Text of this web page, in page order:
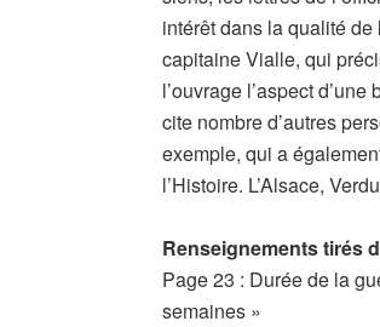
intérêt dans la qualité
capitaine Vialle, qui
l’ouvrage l’aspect
cite nombre d’autres
exemple, qui a
l’Histoire. L’Alsace,
Renseignements tirés
Page 23 : Durée de la
semaines »